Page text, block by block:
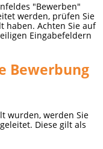
"Bewerben"
werden, prüfen Sie
haben. Achten Sie auf
Eingabefeldern
Bewerbung
wurden, werden Sie
Diese gilt als